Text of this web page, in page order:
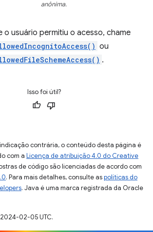
anônima.
o usuário permitiu o acesso, chame
ou
.
Isso foi útil?
contrária, o conteúdo desta página é
com a Licença de atribuição 4.0 do Creative
de código são licenciadas de acordo com
. Para mais detalhes, consulte aspolíticas do
. Java é uma marca registrada da Oracle
02-05 UTC.